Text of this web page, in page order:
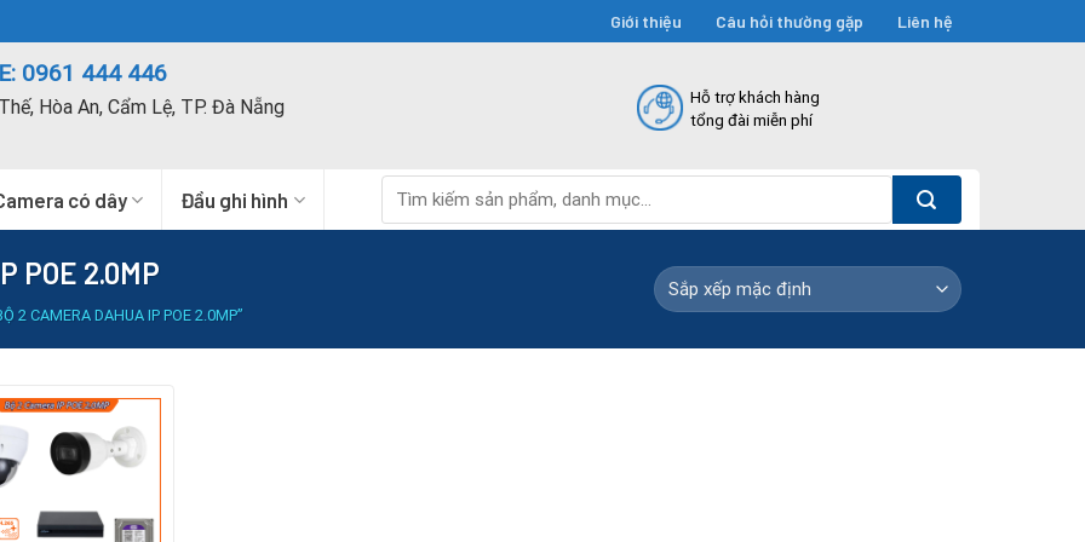
Giới thiệu Câu hỏi thường gặp Liên hệ
0961 444 446
Hòa An, Cẩm Lệ, TP. Đà Nẵng
Hỗ trợ khách hàng
tổng đài miễn phí
có dây Đầu ghi hình
kiếm:
POE 2.0MP
2 CAMERA DAHUA IP POE 2.0MP”